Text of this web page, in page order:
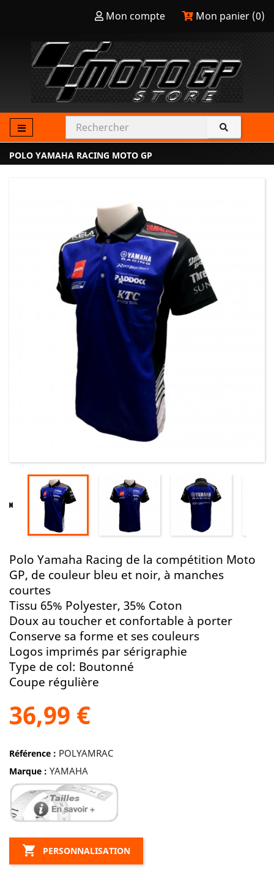
Mon compte Mon panier (0)
POLO YAMAHA RACING MOTO GP
Polo Yamaha Racing de la compétition Moto
GP, de couleur bleu et noir, à manches
courtes
Tissu 65% Polyester, 35% Coton
Doux au toucher et confortable à porter
Conserve sa forme et ses couleurs
Logos imprimés par sérigraphie
Type de col: Boutonné
Coupe régulière
36,99 €
Référence : POLYAMRAC
Marque : YAMAHA
 PERSONNALISATION